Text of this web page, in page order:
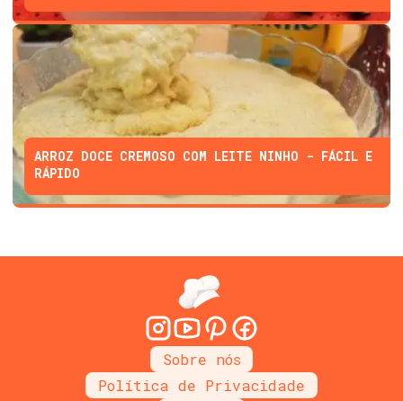
ARROZ DOCE CREMOSO COM LEITE NINHO - FÁCIL E
RÁPIDO
Sobre nós
Política de Privacidade